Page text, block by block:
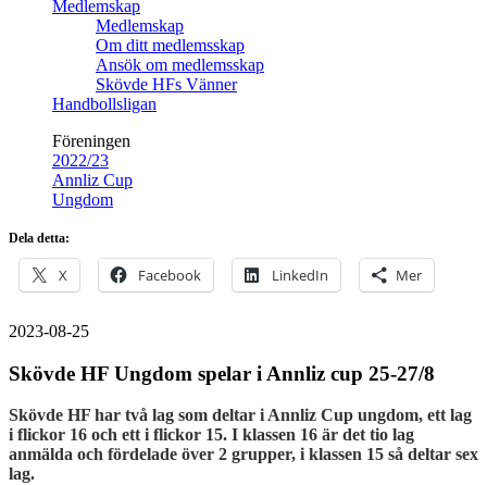
Medlemskap
Medlemskap
Om ditt medlemsskap
Ansök om medlemsskap
Skövde HFs Vänner
Handbollsligan
Föreningen
2022/23
Annliz Cup
Ungdom
Dela detta:
X Facebook LinkedIn Mer
2023-08-25
Skövde HF Ungdom spelar i Annliz cup 25-27/8
Skövde HF har två lag som deltar i Annliz Cup ungdom, ett lag
i flickor 16 och ett i flickor 15. I klassen 16 är det tio lag
anmälda och fördelade över 2 grupper, i klassen 15 så deltar sex
lag.